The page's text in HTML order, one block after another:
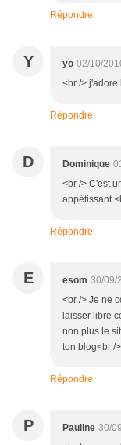
Répondre
Y yo 02/10/
<br /> j'adore
Répondre
D Dominique
<br /> C'est
Répondre
E esom 30/09/
<br /> Je ne
laisser libre
non plus le
ton blog<br /
Répondre
P Pauline 30/